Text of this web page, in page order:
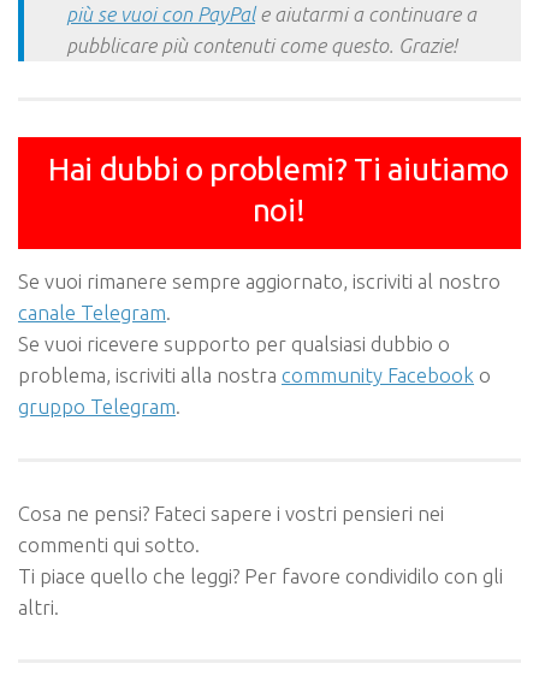
più se vuoi con PayPale aiutarmi a continuare a
pubblicare più contenuti come questo. Grazie!
Hai dubbi o problemi? Ti aiutiamo
noi!
Se vuoi rimanere sempre aggiornato, iscriviti al nostro
canale Telegram.
Se vuoi ricevere supporto per qualsiasi dubbio o
problema, iscriviti alla nostra community Facebook o
gruppo Telegram.
Cosa ne pensi? Fateci sapere i vostri pensieri nei
commenti qui sotto.
Ti piace quello che leggi? Per favore condividilo con gli
altri.